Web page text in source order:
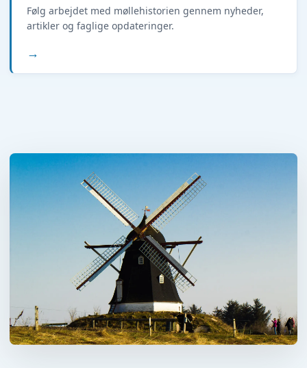
Følg arbejdet med møllehistorien gennem nyheder,
artikler og faglige opdateringer.
→